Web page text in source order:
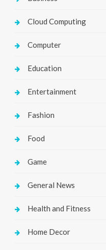
Cloud Computing
Computer
Education
Entertainment
Fashion
Food
Game
General News
Health and Fitness
Home Decor